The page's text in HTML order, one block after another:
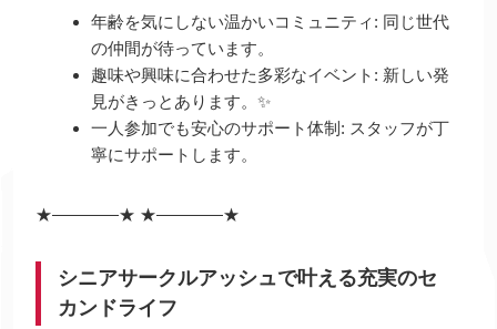
年齢を気にしない温かいコミュニティ: 同じ世代
の仲間が待っています。
趣味や興味に合わせた多彩なイベント: 新しい発
見がきっとあります。✨
一人参加でも安心のサポート体制: スタッフが丁
寧にサポートします。
★――――★ ★――――★
シニアサークルアッシュで叶える充実のセ
カンドライフ